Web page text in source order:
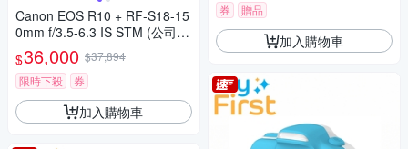
Canon EOS R10 + RF-S18-15
0mm f/3.5-6.3 IS STM (公司
貨)
$36,000 $37,894
限時下殺
券
加入購物車
券 贈品
加入購物車